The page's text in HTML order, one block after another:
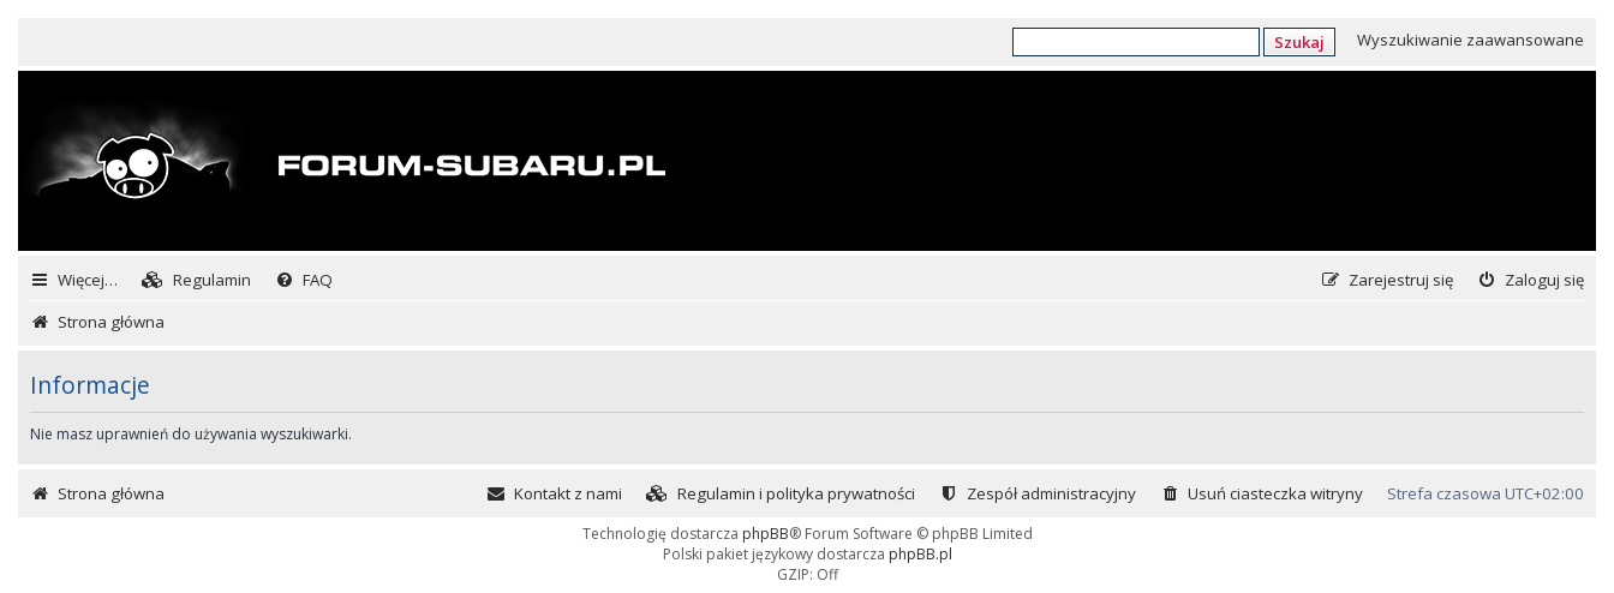
Szukaj Wyszukiwanie zaawansowane
Więcej… Regulamin FAQ Zaloguj się
Zarejestruj się
Strona główna
Informacje
Nie masz uprawnień do używania wyszukiwarki.
Strona główna Strefa czasowa UTC+02:00
Usuń ciasteczka witryny
Zespół administracyjny
Regulamin i polityka prywatności
Kontakt z nami
Technologię dostarcza phpBB® Forum Software © phpBB Limited
Polski pakiet językowy dostarcza phpBB.pl
GZIP: Off